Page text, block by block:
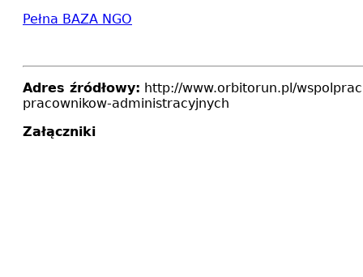
Pełna BAZA NGO
Adres źródłowy: http://www.orbitorun.pl/
pracownikow-administracyjnych
Załączniki